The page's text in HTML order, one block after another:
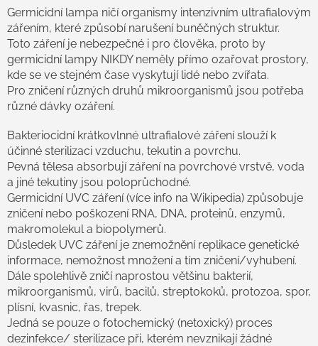
i
s
u
Germicidní lampa ničí organismy intenzivním ultrafialovým
zářením, které způsobí narušení buněčných struktur.
Toto záření je nebezpečné i pro člověka, proto by
germicidní lampy NIKDY neměly přímo ozařovat prostory,
kde se ve stejném čase vyskytují lidé nebo zvířata.
Pro zničení různých druhů mikroorganismů jsou potřeba
různé dávky ozáření.
Bakteriocidní krátkovlnné ultrafialové záření slouží k
účinné sterilizaci vzduchu, tekutin a povrchu.
Pevná tělesa absorbují záření na povrchové vrstvě, voda
a jiné tekutiny jsou poloprůchodné.
Germicidní UVC záření (více info na Wikipedia) způsobuje
zničení nebo poškození RNA, DNA, proteinů, enzymů,
makromolekul a biopolymerů.
Důsledek UVC záření je znemožnění replikace genetické
informace, nemožnost množení a tím zničení/vyhubení.
Dále spolehlivě zničí naprostou většinu bakterií,
mikroorganismů, virů, bacilů, streptokoků, protozoa, spor,
plísní, kvasnic, řas, trepek.
Jedná se pouze o fotochemický (netoxický) proces
dezinfekce/ sterilizace při, kterém nevznikají žádné